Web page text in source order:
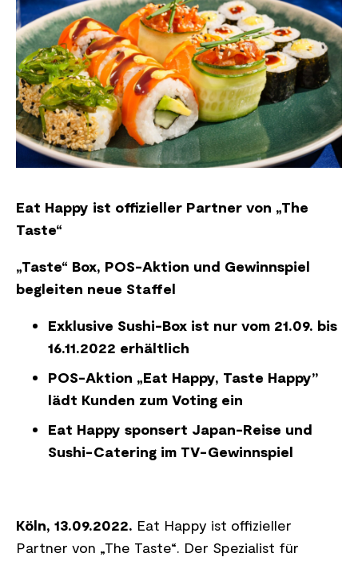
Eat Happy ist offizieller Partner von „The
Taste“
„Taste“ Box, POS-Aktion und Gewinnspiel
begleiten neue Staffel
Exklusive Sushi-Box ist nur vom 21.09. bis
16.11.2022 erhältlich
POS-Aktion „Eat Happy, Taste Happy”
lädt Kunden zum Voting ein
Eat Happy sponsert Japan-Reise und
Sushi-Catering im TV-Gewinnspiel
Köln, 13.09.2022. Eat Happy ist offizieller
Partner von „The Taste“. Der Spezialist für